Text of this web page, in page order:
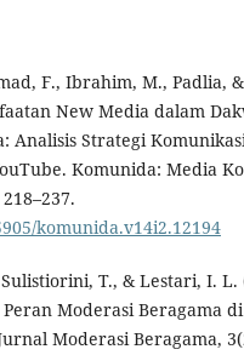
F., Ibrahim, M., Padlia,
New Media dalam
Analisis Strategi
Komunida: Media
komunida.v14i2.12194
T., & Lestari, I. L.
Moderasi Beragama
Moderasi Beragama,